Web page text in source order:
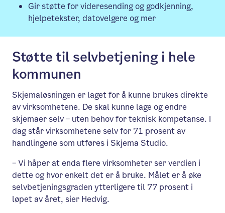
Gir støtte for videresending og godkjenning,
hjelpetekster, datovelgere og mer
Støtte til selvbetjening i hele
kommunen
Skjemaløsningen er laget for å kunne brukes direkte
av virksomhetene. De skal kunne lage og endre
skjemaer selv – uten behov for teknisk kompetanse. I
dag står virksomhetene selv for 71 prosent av
handlingene som utføres i Skjema Studio.
– Vi håper at enda flere virksomheter ser verdien i
dette og hvor enkelt det er å bruke. Målet er å øke
selvbetjeningsgraden ytterligere til 77 prosent i
løpet av året, sier Hedvig.